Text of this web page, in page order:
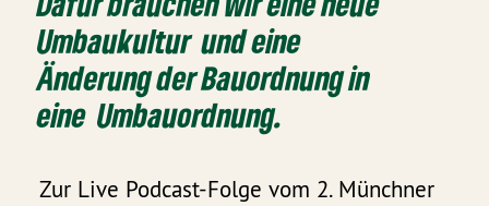
Umbaukultur und eine
Änderung der Bauordnung in
eine Umbauordnung.
Zur Live Podcast-Folge vom 2. Münchner